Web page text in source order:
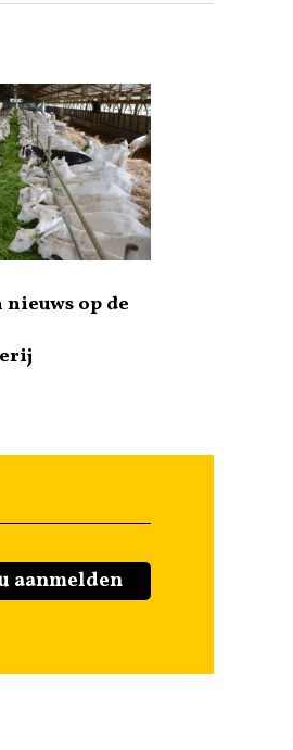
nieuws op de
aanmelden